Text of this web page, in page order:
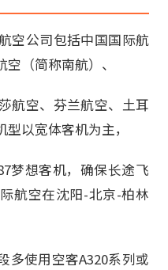
空公司包括中国国际航
（简称南航）、
航空、芬兰航空、土耳
以宽体客机为主，
梦想客机，确保长途飞
航空在沈阳-北京-柏林
多使用空客A320系列或